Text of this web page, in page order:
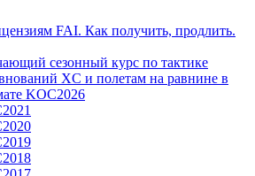
FAI. Как получить, продлить.
сезонный курс по тактике
XC и полетам на равнине в
KOC2026